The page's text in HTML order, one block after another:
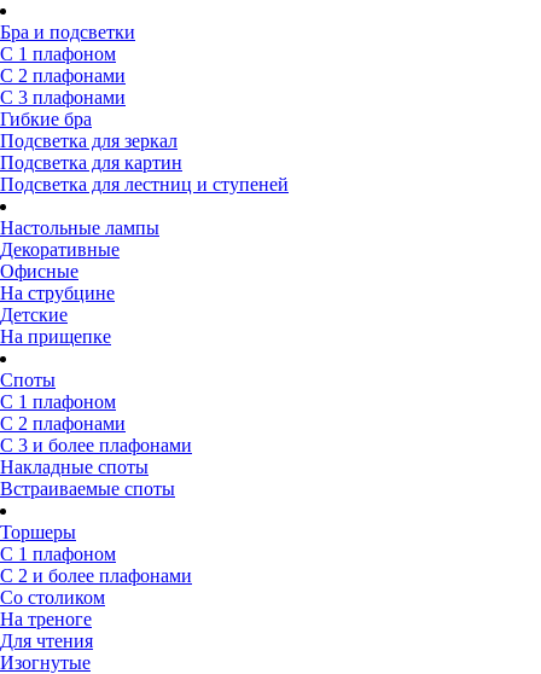
Бра и подсветки
С 1 плафоном
С 2 плафонами
С 3 плафонами
Гибкие бра
Подсветка для зеркал
Подсветка для картин
Подсветка для лестниц и ступеней
Настольные лампы
Декоративные
Офисные
На струбцине
Детские
На прищепке
Споты
С 1 плафоном
С 2 плафонами
С 3 и более плафонами
Накладные споты
Встраиваемые споты
Торшеры
С 1 плафоном
С 2 и более плафонами
Со столиком
На треноге
Для чтения
Изогнутые